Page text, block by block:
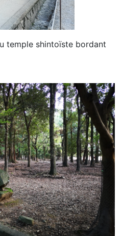
temple shintoïste bordant